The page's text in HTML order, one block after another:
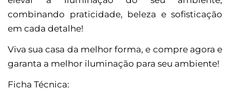
combinando praticidade, beleza e sofisticação
em cada detalhe!
Viva sua casa da melhor forma, e compre agora e
garanta a melhor iluminação para seu ambiente!
Ficha Técnica: